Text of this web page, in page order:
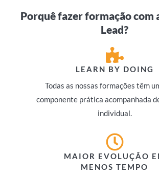
Porquê fazer formação com
Lead?
LEARN BY DOING
Todas as nossas formações têm
componente prática acompanhada
individual.
MAIOR EVOLUÇÃO
MENOS TEMPO